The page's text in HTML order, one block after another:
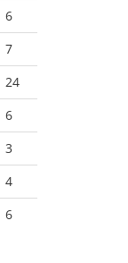
6
7
24
6
3
4
6